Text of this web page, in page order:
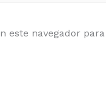
este navegador